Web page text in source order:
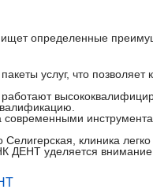
ищет определенные
услуг, что
клиника
ДЕНТ уделяется